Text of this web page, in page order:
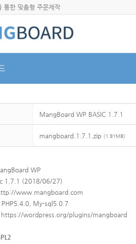
통한 맞춤형 주문제작
MangBoard WP BASIC 1.7.1
mangboard.1.7.1.zip (1.91MB)
WP
1.7.1 (2018/06/27)
www.mangboard.com
항 : PHP5.4.0, My-sql5.0.7
https://wordpress.org/plugins/mangboard